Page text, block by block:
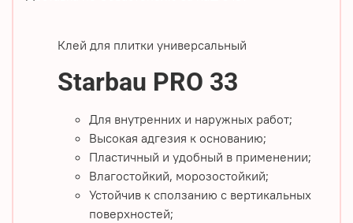
Клей для плитки универсальный
Starbau PRO 33
Для внутренних и наружных работ;
Высокая адгезия к основанию;
Пластичный и удобный в применении;
Влагостойкий, морозостойкий;
Устойчив к сползанию с вертикальных
поверхностей;